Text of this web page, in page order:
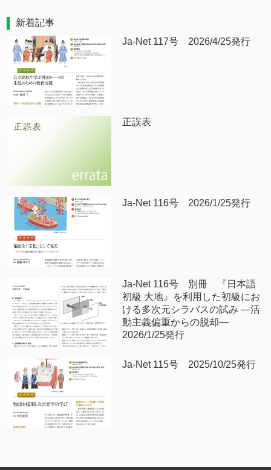
新着記事
Ja-Net 117号 2026/4/25発行
正誤表
Ja-Net 116号 2026/1/25発行
Ja-Net 116号 別冊 『日本語
初級 大地』を利用した初級にお
ける多次元シラバスの試み —活
動主義偏重からの脱却—
2026/1/25発行
Ja-Net 115号 2025/10/25発行